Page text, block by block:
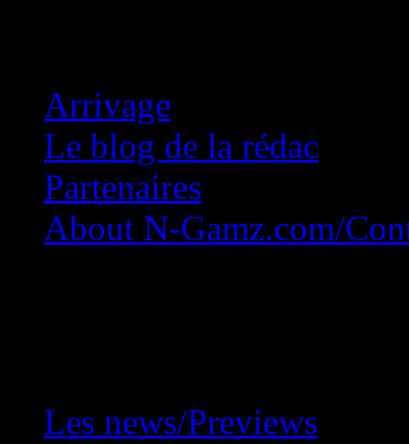
Arrivage
Le blog de la rédac
Partenaires
About N-Gamz.com/
Les news/Previews